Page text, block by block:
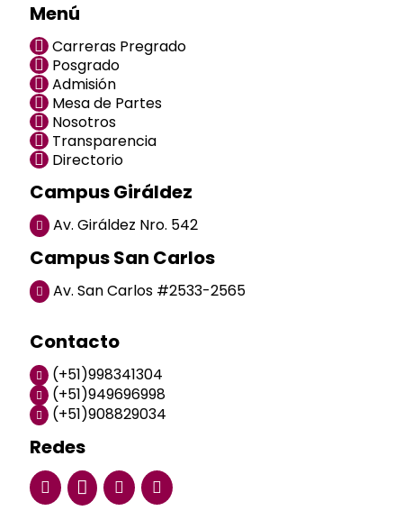
Menú
Carreras Pregrado
Posgrado
Admisión
Mesa de Partes
Nosotros
Transparencia
Directorio
Campus Giráldez
Av. Giráldez Nro. 542
Campus San Carlos
Av. San Carlos #2533-2565
Contacto
(+51)998341304
(+51)949696998
(+51)908829034
Redes